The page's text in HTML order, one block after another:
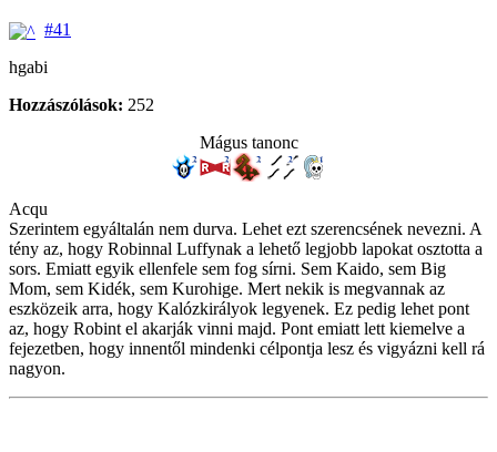
#41
hgabi
Hozzászólások: 252
Mágus tanonc
Acqu
Szerintem egyáltalán nem durva. Lehet ezt szerencsének nevezni. A
tény az, hogy Robinnal Luffynak a lehető legjobb lapokat osztotta a
sors. Emiatt egyik ellenfele sem fog sírni. Sem Kaido, sem Big
Mom, sem Kidék, sem Kurohige. Mert nekik is megvannak az
eszközeik arra, hogy Kalózkirályok legyenek. Ez pedig lehet pont
az, hogy Robint el akarják vinni majd. Pont emiatt lett kiemelve a
fejezetben, hogy innentől mindenki célpontja lesz és vigyázni kell rá
nagyon.